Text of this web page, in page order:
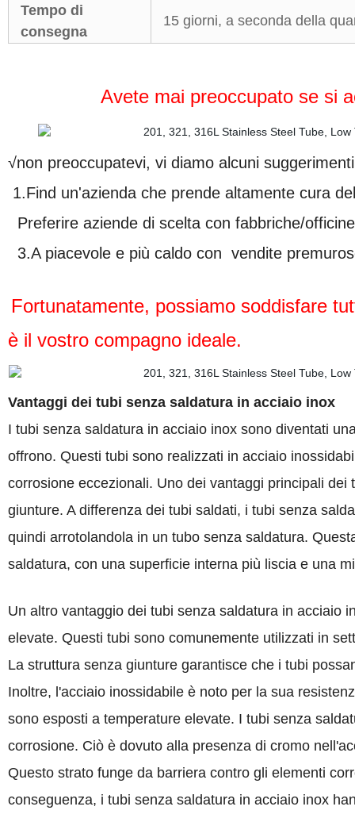
Tempo di
consegna
15 giorni, a seconda della
Avete mai preoccupato se si
√non preoccupatevi, vi diamo alcuni
1.Find un'azienda che prende altamente cura
Preferire aziende di scelta con fabbriche/officine
3.A piacevole e più caldo con vendite
Fortunatamente, possiamo soddisfare
è il vostro compagno ideale.
Vantaggi dei tubi senza saldatura in acciaio inox
I tubi senza saldatura in acciaio inox sono diventati
offrono. Questi tubi sono realizzati in acciaio
corrosione eccezionali. Uno dei vantaggi principali
giunture. A differenza dei tubi saldati, i tubi senza
quindi arrotolandola in un tubo senza saldatura.
saldatura, con una superficie interna più liscia e una
Un altro vantaggio dei tubi senza saldatura in acciaio
elevate. Questi tubi sono comunemente utilizzati in
La struttura senza giunture garantisce che i tubi
Inoltre, l'acciaio inossidabile è noto per la sua
sono esposti a temperature elevate. I tubi senza
corrosione. Ciò è dovuto alla presenza di cromo
Questo strato funge da barriera contro gli elementi
conseguenza, i tubi senza saldatura in acciaio inox